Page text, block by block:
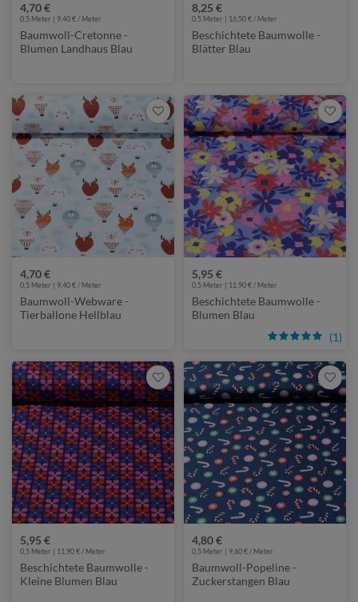
4,70 €
0,5 Meter | 9,40 € / Meter
Baumwoll-Cretonne -
Blumen Landhaus Blau
8,25 €
0,5 Meter | 16,50 € / Meter
Beschichtete Baumwolle -
Blätter Blau
4,70 €
0,5 Meter | 9,40 € / Meter
Baumwoll-Webware -
Tierballone Hellblau
5,95 €
(1)
0,5 Meter | 11,90 € / Meter
Beschichtete Baumwolle -
Blumen Blau
5,95 €
0,5 Meter | 11,90 € / Meter
Beschichtete Baumwolle -
Kleine Blumen Blau
4,80 €
0,5 Meter | 9,60 € / Meter
Baumwoll-Popeline -
Zuckerstangen Blau